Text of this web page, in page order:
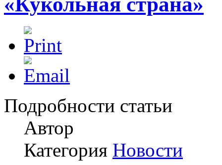
Подробности статьи
Автор
Категория Новости